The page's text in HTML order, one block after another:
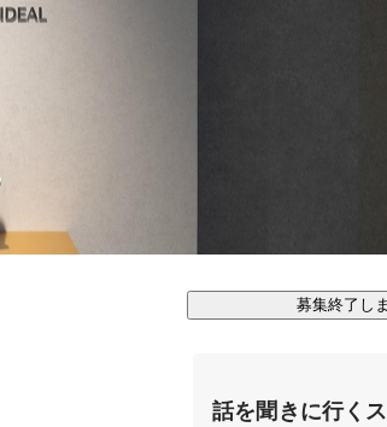
募集終了し
話を聞きに行く